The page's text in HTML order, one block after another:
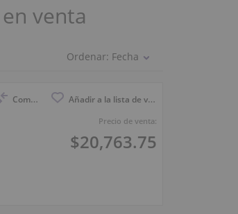
venta
Ordenar: Fecha
Compara Añadir a la lista de vigilancia
Precio de venta:
$20,763.75